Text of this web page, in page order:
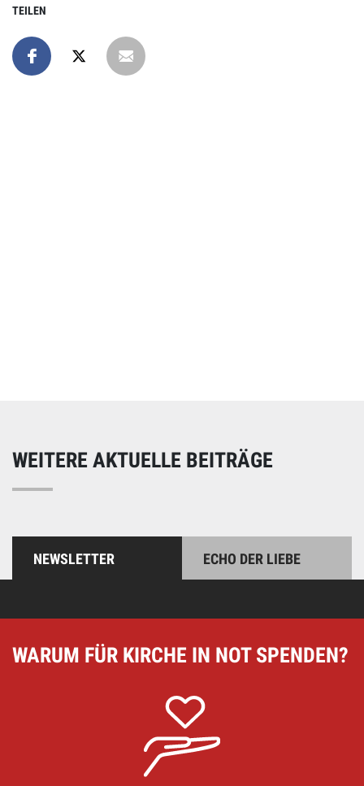
TEILEN
WEITERE AKTUELLE BEITRÄGE
NEWSLETTER ECHO DER LIEBE
WARUM FÜR KIRCHE IN NOT SPENDEN?